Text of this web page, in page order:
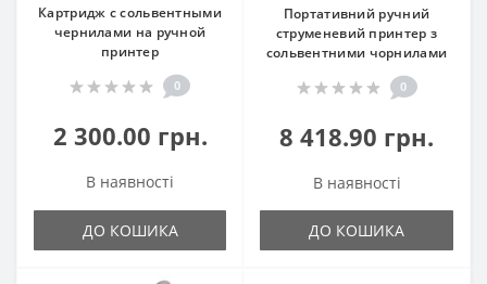
Картридж с сольвентными
чернилами на ручной
принтер
0
2 300.00 грн.
В наявності
ДО КОШИКА
Портативний ручний
струменевий принтер з
сольвентними чорнилами
0
8 418.90 грн.
В наявності
ДО КОШИКА